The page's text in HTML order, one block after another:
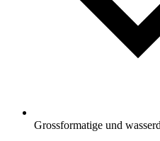
Grossformatige und